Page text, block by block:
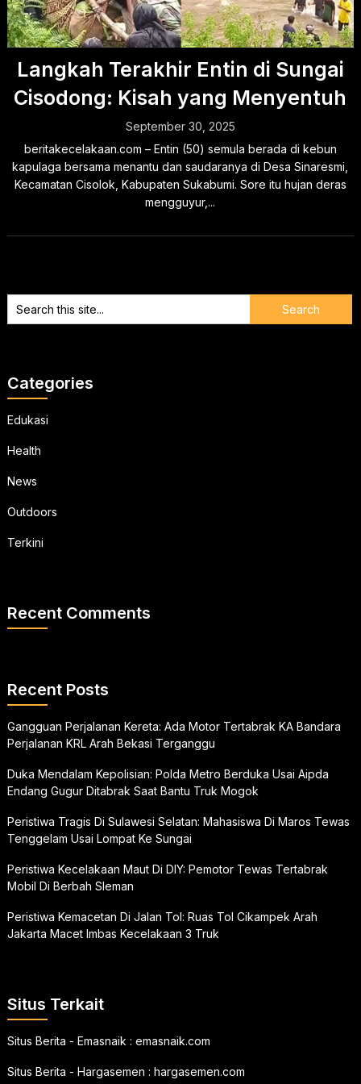
Langkah Terakhir Entin di Sungai
Cisodong: Kisah yang Menyentuh
September 30, 2025
beritakecelakaan.com – Entin (50) semula berada di kebun
kapulaga bersama menantu dan saudaranya di Desa Sinaresmi,
Kecamatan Cisolok, Kabupaten Sukabumi. Sore itu hujan deras
mengguyur,...
Categories
Edukasi
Health
News
Outdoors
Terkini
Recent Comments
Recent Posts
Gangguan Perjalanan Kereta: Ada Motor Tertabrak KA Bandara
Perjalanan KRL Arah Bekasi Terganggu
Duka Mendalam Kepolisian: Polda Metro Berduka Usai Aipda
Endang Gugur Ditabrak Saat Bantu Truk Mogok
Peristiwa Tragis Di Sulawesi Selatan: Mahasiswa Di Maros Tewas
Tenggelam Usai Lompat Ke Sungai
Peristiwa Kecelakaan Maut Di DIY: Pemotor Tewas Tertabrak
Mobil Di Berbah Sleman
Peristiwa Kemacetan Di Jalan Tol: Ruas Tol Cikampek Arah
Jakarta Macet Imbas Kecelakaan 3 Truk
Situs Terkait
Situs Berita - Emasnaik : emasnaik.com
Situs Berita - Hargasemen : hargasemen.com